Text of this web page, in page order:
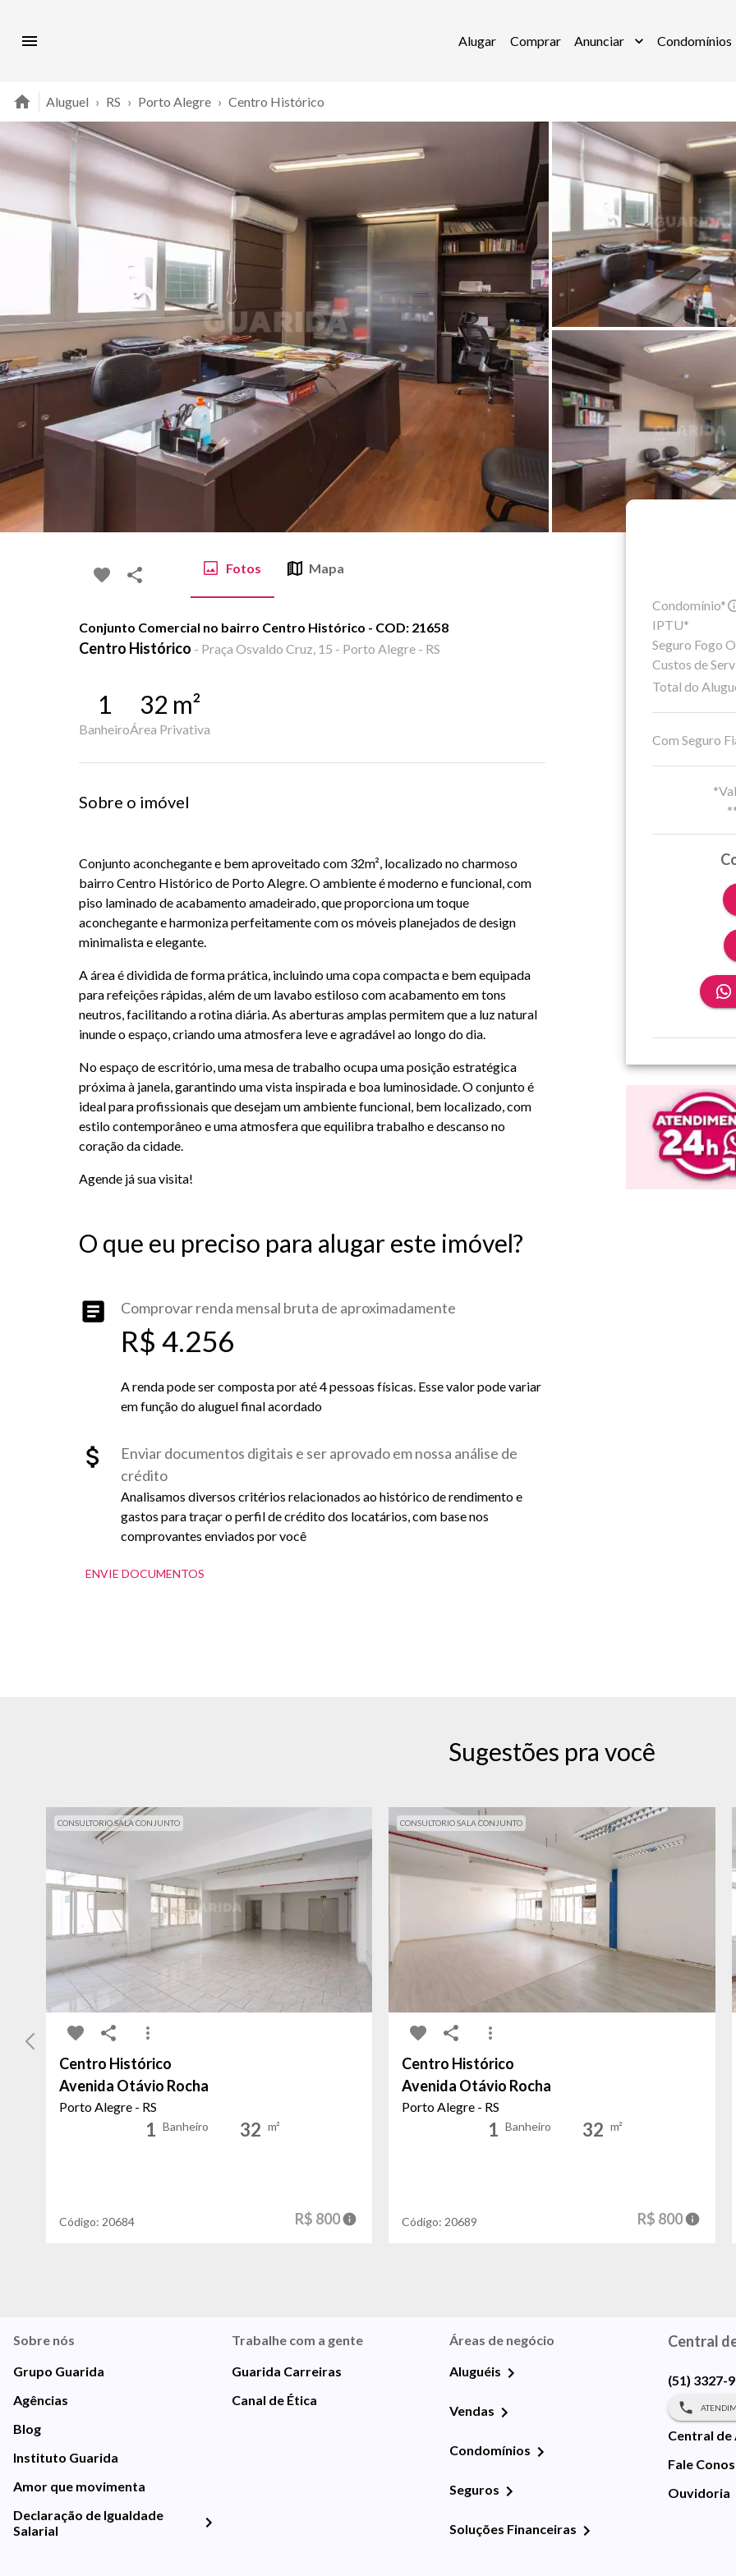
Alugar Comprar Anunciar Condomínios
Aluguel › RS › Porto Alegre › Centro Histórico
Fotos Mapa
Conjunto Comercial no bairro Centro Histórico - COD: 21658
Centro Histórico - Praça Osvaldo Cruz, 15 - Porto Alegre - RS
1
Banheiro
32 m²
Área Privativa
Sobre o imóvel
Conjunto aconchegante e bem aproveitado com 32m², localizado no charmoso
bairro Centro Histórico de Porto Alegre. O ambiente é moderno e funcional, com
piso laminado de acabamento amadeirado, que proporciona um toque
aconchegante e harmoniza perfeitamente com os móveis planejados de design
minimalista e elegante.
A área é dividida de forma prática, incluindo uma copa compacta e bem equipada
para refeições rápidas, além de um lavabo estiloso com acabamento em tons
neutros, facilitando a rotina diária. As aberturas amplas permitem que a luz natural
inunde o espaço, criando uma atmosfera leve e agradável ao longo do dia.
No espaço de escritório, uma mesa de trabalho ocupa uma posição estratégica
próxima à janela, garantindo uma vista inspirada e boa luminosidade. O conjunto é
ideal para profissionais que desejam um ambiente funcional, bem localizado, com
estilo contemporâneo e uma atmosfera que equilibra trabalho e descanso no
coração da cidade.
Agende já sua visita!
O que eu preciso para alugar este imóvel?
Comprovar renda mensal bruta de aproximadamente
R$ 4.256
A renda pode ser composta por até 4 pessoas físicas. Esse valor pode variar
em função do aluguel final acordado
Enviar documentos digitais e ser aprovado em nossa análise de
crédito
Analisamos diversos critérios relacionados ao histórico de rendimento e
gastos para traçar o perfil de crédito dos locatários, com base nos
comprovantes enviados por você
ENVIE DOCUMENTOS
Condomínio*
IPTU*
Seguro Fogo
Custos de
Total do
Com Seguro
Sugestões pra você
CONSULTORIO SALA CONJUNTO
Centro Histórico
Avenida Otávio Rocha
Porto Alegre - RS
1 Banheiro 32 m²
Código: 20684 R$ 800
CONSULTORIO SALA CONJUNTO
Centro Histórico
Avenida Otávio Rocha
Porto Alegre - RS
1 Banheiro 32 m²
Código: 20689 R$ 800
Sobre nós
Grupo Guarida
Agências
Blog
Instituto Guarida
Amor que movimenta
Declaração de Igualdade
Salarial
Trabalhe com a gente
Guarida Carreiras
Canal de Ética
Áreas de negócio
Aluguéis
Vendas
Condomínios
Seguros
Soluções Financeiras
Central
(51) 3327-
Central de
Fale
Ouvidoria